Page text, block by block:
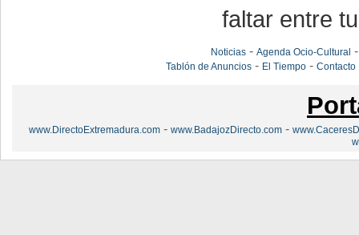
faltar entre
Noticias -Agenda Ocio-Cultural
Tablón de Anuncios - El Tiempo -Contacto
www.DirectoExtremadura.com - www.BadajozDirecto.com -